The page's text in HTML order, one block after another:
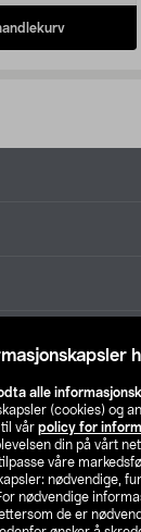
alle
(cookies) og
vår policy for
din på vårt
våre
nødvendige,
nødvendige
de er
Finn din
SE NO FI